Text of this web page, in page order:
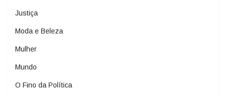
Justiça
Moda e Beleza
Mulher
Mundo
O Fino da Política